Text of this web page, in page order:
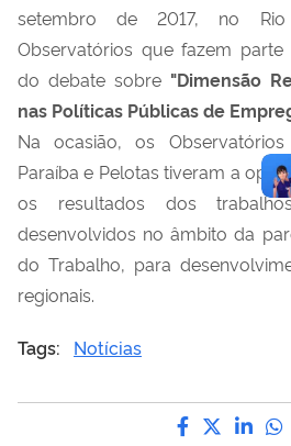
setembro de 2017, no
Observatórios que fazem
do debate sobre "Dimensão
nas Políticas Públicas de
Na ocasião, os
Paraíba e Pelotas tiveram a
os resultados dos
desenvolvidos no âmbito da
do Trabalho, para
regionais.
Tags: Notícias